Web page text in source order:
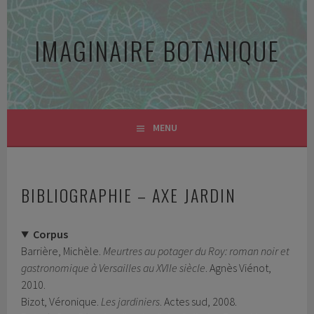
contenu
principalIMAGINAIRE BOTANIQUE
MENU
BIBLIOGRAPHIE – AXE JARDIN
Corpus
Barrière, Michèle.Meurtres au potager du Roy: roman noir et
gastronomique à Versailles au XVIIe siècle. Agnès Viénot,
2010.
Bizot, Véronique.Les jardiniers. Actes sud, 2008.